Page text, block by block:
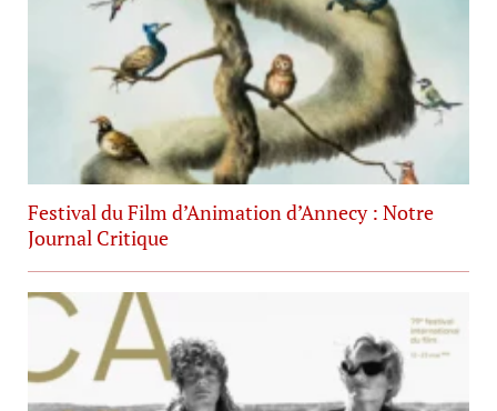
Festival du Film d’Animation d’Annecy : Notre
Journal Critique